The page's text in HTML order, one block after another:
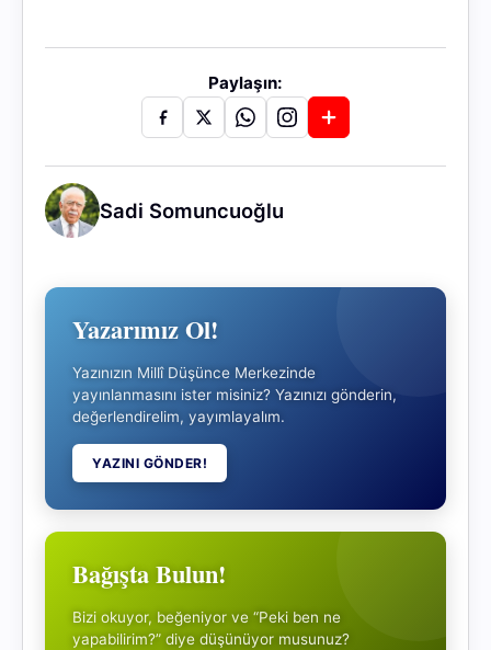
Paylaşın:
Sadi Somuncuoğlu
Yazarımız Ol!
Yazınızın Millî Düşünce Merkezinde
yayınlanmasını ister misiniz? Yazınızı gönderin,
değerlendirelim, yayımlayalım.
YAZINI GÖNDER!
Bağışta Bulun!
Bizi okuyor, beğeniyor ve “Peki ben ne
yapabilirim?” diye düşünüyor musunuz?